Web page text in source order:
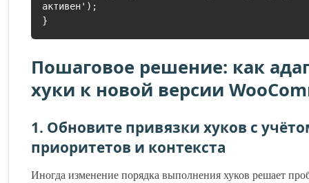
активен');
Пошаговое решение: как
хуки к новой версии
1. Обновите привязки хуков с
приоритетов и контекста
Иногда изменение порядка выполнения хуков решает